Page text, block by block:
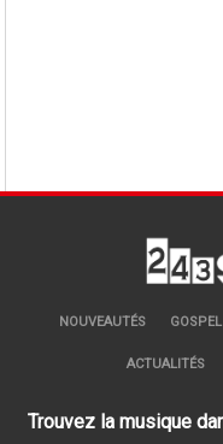
NOUVEAUTÉS GOSPEL
ACTUALITÉS
Trouvez la musique